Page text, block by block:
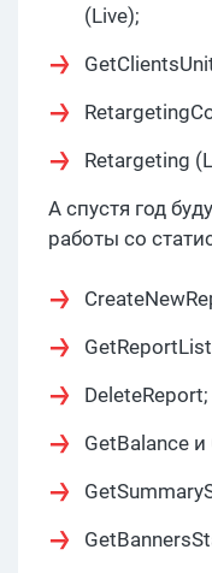
(Live);
Retargeting
А спустя год
работы со
DeleteReport;
GetBalance и